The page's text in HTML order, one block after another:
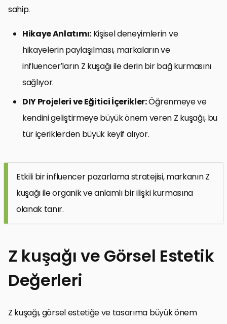
sahip.
Hikaye Anlatımı:Kişisel deneyimlerin ve
hikayelerin paylaşılması, markaların ve
influencer’ların Z kuşağı ile derin bir bağ kurmasını
sağlıyor.
DIY Projeleri ve Eğitici İçerikler:Öğrenmeye ve
kendini geliştirmeye büyük önem veren Z kuşağı, bu
tür içeriklerden büyük keyif alıyor.
Etkili bir influencer pazarlama stratejisi, markanın Z
kuşağı ile organik ve anlamlı bir ilişki kurmasına
olanak tanır.
Z kuşağı ve Görsel Estetik
Değerleri
Z kuşağı, görsel estetiğe ve tasarıma büyük önem